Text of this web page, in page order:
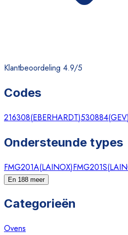
Klantbeoordeling 4.9/5
Codes
216308(EBERHARDT)530884(GEV)
Ondersteunde types
FMG201A(LAINOX)FMG201S(
En 188 meer
Categorieën
Ovens